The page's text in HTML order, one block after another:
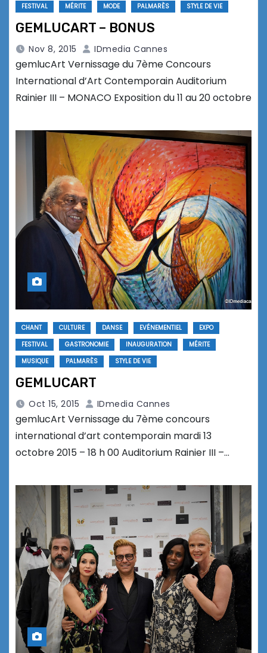
FESTIVAL
MÉRITE MODE PALMARÈS STYLE DE VIE
GEMLUCART – BONUS
Nov 8, 2015 IDmedia Cannes
gemlucArt Vernissage du 7ème Concours
International d’Art Contemporain Auditorium
Rainier III – MONACO Exposition du 11 au 20 octobre
CHANT CULTURE DANSE EVÉNEMENTIEL
EXPO
FESTIVAL
GASTRONOMIE INAUGURATION
MÉRITE
MUSIQUE
PALMARÈS STYLE DE VIE
GEMLUCART
Oct 15, 2015 IDmedia Cannes
gemlucArt Vernissage du 7ème concours
international d’art contemporain mardi 13
octobre 2015 – 18 h 00 Auditorium Rainier III –…